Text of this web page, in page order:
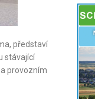
představí
stávající
provozním